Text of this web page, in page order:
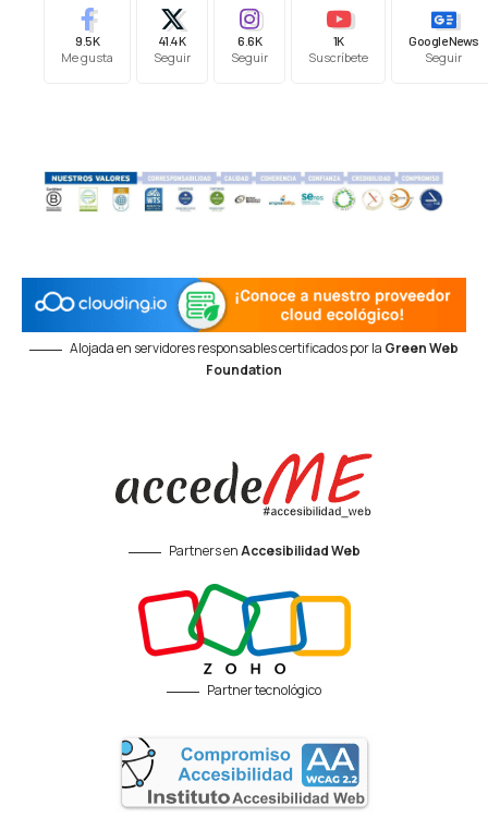
9.5K
Me gusta
41.4K
Seguir
6.6K
Seguir
1K
Suscríbete
Google News
Seguir
Alojada en servidores responsables certificados por la Green Web
Foundation
Partners enAccesibilidad Web
Partner tecnológico